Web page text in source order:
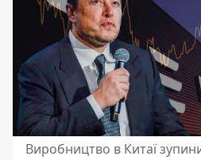
Виробництво в Китаї